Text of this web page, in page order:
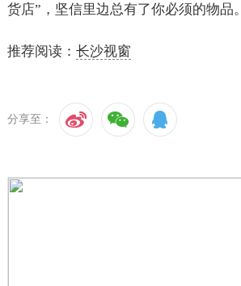
货店”，坚信里边总有了你必须的物品。
推荐阅读： 长沙视窗
分享至：